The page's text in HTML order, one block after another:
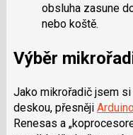
obsluha zasune
nebo koště.
Výběr
Jako mikrořadič jsem
deskou, přesněji
Renesas a